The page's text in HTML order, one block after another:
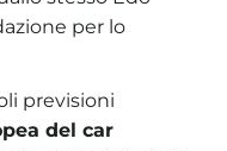
per lo
previsioni
del car